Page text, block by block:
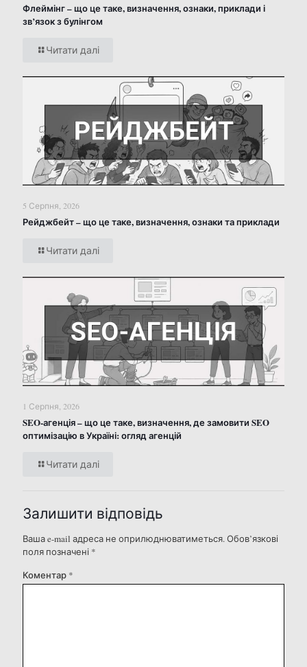
Флеймінг – що це таке, визначення, ознаки, приклади і
зв’язок з булінгом
Читати далі
5 Серпня, 2026
Рейджбейт – що це таке, визначення, ознаки та приклади
Читати далі
1 Серпня, 2026
SEO-агенція – що це таке, визначення, де замовити SEO
оптимізацію в Україні: огляд агенцій
Читати далі
Залишити відповідь
Ваша e-mail адреса не оприлюднюватиметься.Обов’язкові
поля позначені *
Коментар *